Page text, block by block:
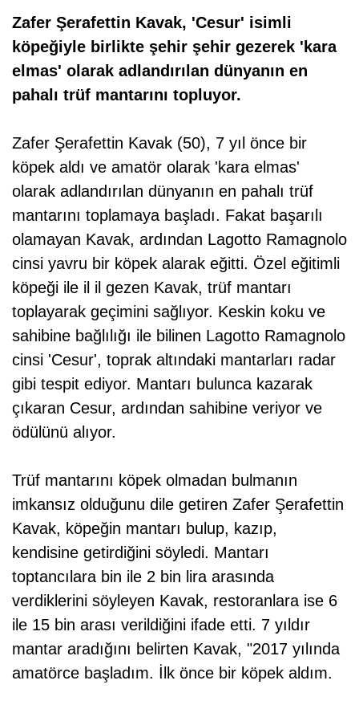
Zafer Şerafettin Kavak, 'Cesur' isimli
köpeğiyle birlikte şehir şehir gezerek 'kara
elmas' olarak adlandırılan dünyanın en
pahalı trüf mantarını topluyor.
Zafer Şerafettin Kavak (50), 7 yıl önce bir
köpek aldı ve amatör olarak 'kara elmas'
olarak adlandırılan dünyanın en pahalı trüf
mantarını toplamaya başladı. Fakat başarılı
olamayan Kavak, ardından Lagotto Ramagnolo
cinsi yavru bir köpek alarak eğitti. Özel eğitimli
köpeği ile il il gezen Kavak, trüf mantarı
toplayarak geçimini sağlıyor. Keskin koku ve
sahibine bağlılığı ile bilinen Lagotto Ramagnolo
cinsi 'Cesur', toprak altındaki mantarları radar
gibi tespit ediyor. Mantarı bulunca kazarak
çıkaran Cesur, ardından sahibine veriyor ve
ödülünü alıyor.
Trüf mantarını köpek olmadan bulmanın
imkansız olduğunu dile getiren Zafer Şerafettin
Kavak, köpeğin mantarı bulup, kazıp,
kendisine getirdiğini söyledi. Mantarı
toptancılara bin ile 2 bin lira arasında
verdiklerini söyleyen Kavak, restoranlara ise 6
ile 15 bin arası verildiğini ifade etti. 7 yıldır
mantar aradığını belirten Kavak, "2017 yılında
amatörce başladım. İlk önce bir köpek aldım.